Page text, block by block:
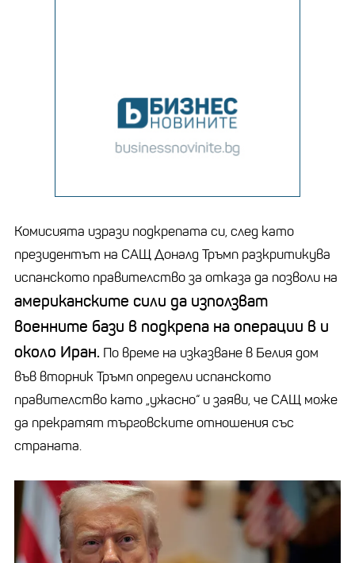
Комисията изрази подкрепата си, след като
президентът на САЩ Доналд Тръмп разкритикува
испанското правителство за отказа да позволи на
американските сили да използват
военните бази в подкрепа на операции в и
около Иран. По време на изказване в Белия дом
във вторник Тръмп определи испанското
правителство като „ужасно“ и заяви, че САЩ може
да прекратят търговските отношения със
страната.